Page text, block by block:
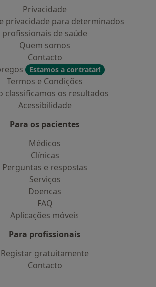
Privacidade
privacidade para determinados
profissionais de saúde
Quem somos
Contacto
Estamos a contratar!
Termos e Condições
classificamos os resultados
Acessibilidade
Para os pacientes
Médicos
Clínicas
Perguntas e respostas
Serviços
Doencas
FAQ
Aplicações móveis
Para profissionais
Registar gratuitamente
Contacto